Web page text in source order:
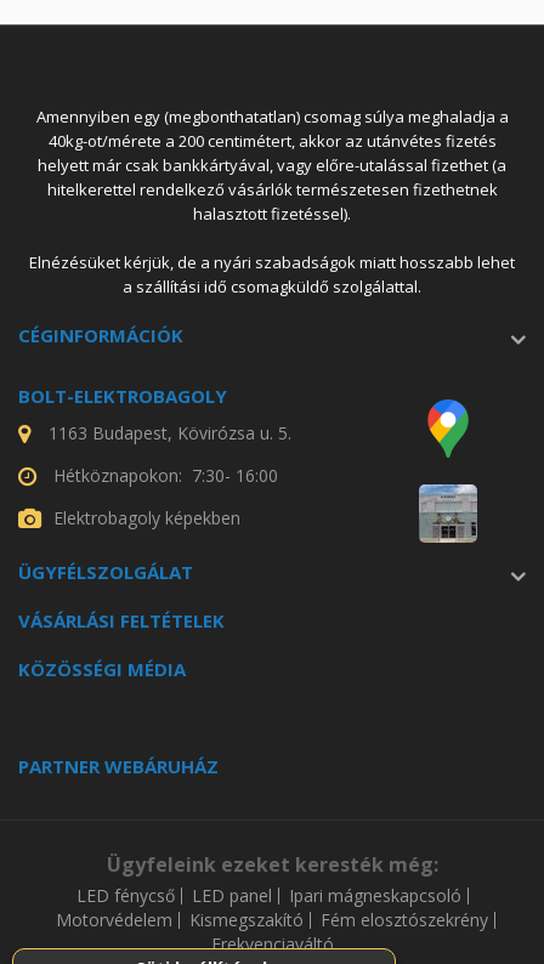
Amennyiben egy (megbonthatatlan) csomag súlya meghaladja a
40kg-ot/mérete a 200 centimétert, akkor az utánvétes fizetés
helyett már csak bankkártyával, vagy előre-utalással fizethet (a
hitelkerettel rendelkező vásárlók természetesen fizethetnek
halasztott fizetéssel).
Elnézésüket kérjük, de a nyári szabadságok miatt hosszabb lehet
a szállítási idő csomagküldő szolgálattal.
CÉGINFORMÁCIÓK
BOLT-ELEKTROBAGOLY
1163 Budapest, Kövirózsa u. 5.
Hétköznapokon: 7:30- 16:00
Elektrobagoly képekben
ÜGYFÉLSZOLGÁLAT
VÁSÁRLÁSI FELTÉTELEK
KÖZÖSSÉGI MÉDIA
PARTNER WEBÁRUHÁZ
Ügyfeleink ezeket keresték még:
LED fénycső LED panel
Ipari mágneskapcsoló
Motorvédelem
Kismegszakító
Fém elosztószekrény
Frekvenciaváltó